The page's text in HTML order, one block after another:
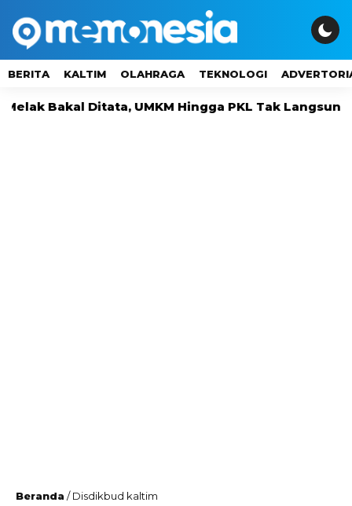
BERITA KALTIM OLAHRAGA TEKNOLOGI
Bakal Ditata, UMKM Hingga PKL Tak Langsung
Beranda /Disdikbud kaltim